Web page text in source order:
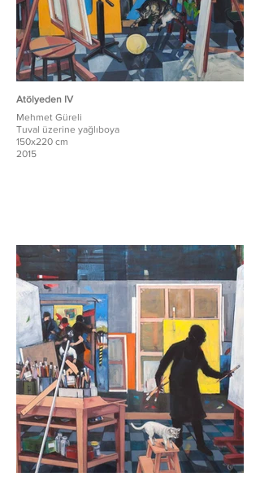
Atölyeden IV
Mehmet Güreli
Tuval üzerine yağlıboya
150x220 cm
2015